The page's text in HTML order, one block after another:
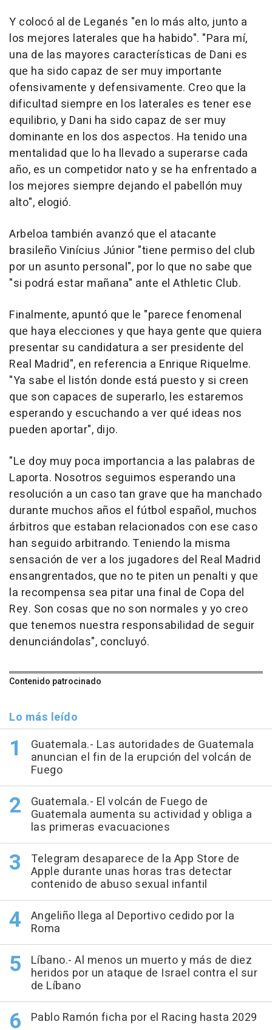
Y colocó al de Leganés "en lo más alto, junto a
los mejores laterales que ha habido". "Para mí,
una de las mayores características de Dani es
que ha sido capaz de ser muy importante
ofensivamente y defensivamente. Creo que la
dificultad siempre en los laterales es tener ese
equilibrio, y Dani ha sido capaz de ser muy
dominante en los dos aspectos. Ha tenido una
mentalidad que lo ha llevado a superarse cada
año, es un competidor nato y se ha enfrentado a
los mejores siempre dejando el pabellón muy
alto", elogió.
Arbeloa también avanzó que el atacante
brasileño Vinícius Júnior "tiene permiso del club
por un asunto personal", por lo que no sabe que
"si podrá estar mañana" ante el Athletic Club.
Finalmente, apuntó que le "parece fenomenal
que haya elecciones y que haya gente que quiera
presentar su candidatura a ser presidente del
Real Madrid", en referencia a Enrique Riquelme.
"Ya sabe el listón donde está puesto y si creen
que son capaces de superarlo, les estaremos
esperando y escuchando a ver qué ideas nos
pueden aportar", dijo.
"Le doy muy poca importancia a las palabras de
Laporta. Nosotros seguimos esperando una
resolución a un caso tan grave que ha manchado
durante muchos años el fútbol español, muchos
árbitros que estaban relacionados con ese caso
han seguido arbitrando. Teniendo la misma
sensación de ver a los jugadores del Real Madrid
ensangrentados, que no te piten un penalti y que
la recompensa sea pitar una final de Copa del
Rey. Son cosas que no son normales y yo creo
que tenemos nuestra responsabilidad de seguir
denunciándolas", concluyó.
Contenido patrocinado
Lo más leído
Guatemala.- Las autoridades de Guatemala
anuncian el fin de la erupción del volcán de
Fuego
Guatemala.- El volcán de Fuego de
Guatemala aumenta su actividad y obliga a
las primeras evacuaciones
Telegram desaparece de la App Store de
Apple durante unas horas tras detectar
contenido de abuso sexual infantil
Angeliño llega al Deportivo cedido por la
Roma
Líbano.- Al menos un muerto y más de diez
heridos por un ataque de Israel contra el sur
de Líbano
Pablo Ramón ficha por el Racing hasta 2029